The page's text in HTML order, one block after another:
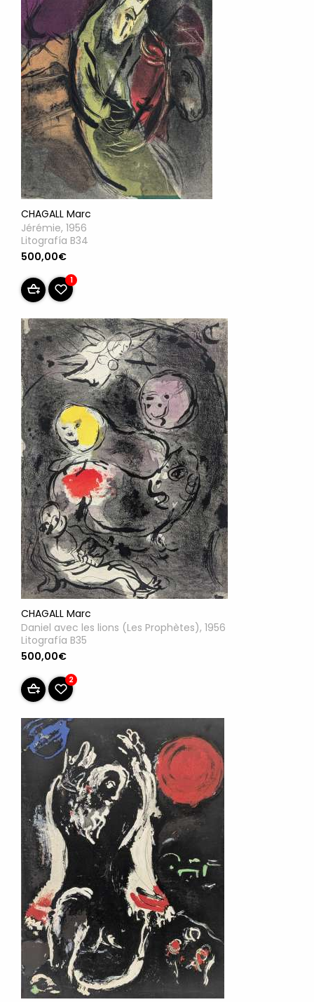
CHAGALL Marc
Jérémie, 1956
Litografía B34
500,00€
1
CHAGALL Marc
Daniel avec les lions (Les Prophètes), 1956
Litografía B35
500,00€
2